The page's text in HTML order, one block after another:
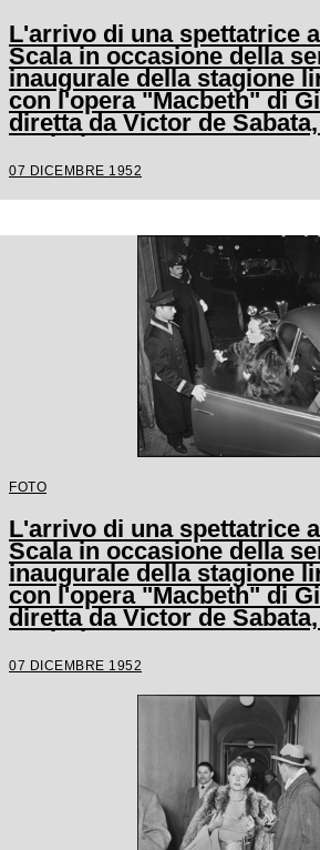
L'arrivo di una spettatrice
Scala in occasione della
inaugurale della stagione
con l'opera "Macbeth" di
diretta da Victor de
Carl Ebert
07 DICEMBRE 1952
FOTO
L'arrivo di una spettatrice
Scala in occasione della
inaugurale della stagione
con l'opera "Macbeth" di
diretta da Victor de
Carl Ebert
07 DICEMBRE 1952